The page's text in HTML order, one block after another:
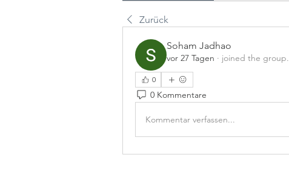
Zurück
Soham Jadhao
vor 27 Tagen · joined the group.
0
0 Kommentare
Kommentar verfassen...